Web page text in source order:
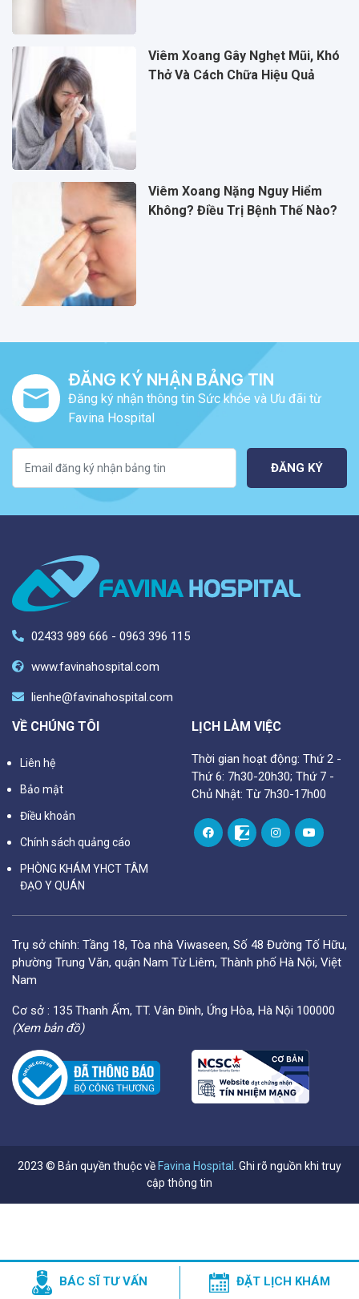
Viêm Xoang Gây Nghẹt Mũi, Khó
Thở Và Cách Chữa Hiệu Quả
Viêm Xoang Nặng Nguy Hiểm
Không? Điều Trị Bệnh Thế Nào?
ĐĂNG KÝ NHẬN BẢNG TIN
Đăng ký nhận thông tin Sức khỏe và Ưu đãi từ
Favina Hospital
ĐĂNG KÝ
02433 989 666 - 0963 396 115
www.favinahospital.com
lienhe@favinahospital.com
VỀ CHÚNG TÔI
Liên hệ
Bảo mật
Điều khoản
Chính sách quảng cáo
PHÒNG KHÁM YHCT TÂM
ĐẠO Y QUÁN
LỊCH LÀM VIỆC
Thời gian hoạt động: Thứ 2 -
Thứ 6: 7h30-20h30; Thứ 7 -
Chủ Nhật: Từ 7h30-17h00
Trụ sở chính: Tầng 18, Tòa nhà Viwaseen, Số 48 Đường Tố Hữu,
phường Trung Văn, quận Nam Từ Liêm, Thành phố Hà Nội, Việt
Nam
Cơ sở : 135 Thanh Ấm, TT. Vân Đình, Ứng Hòa, Hà Nội 100000
(Xem bản đồ)
2023 © Bản quyền thuộc về Favina Hospital
. Ghi rõ nguồn khi truy
cập thông tin
BÁC SĨ TƯ VẤN ĐẶT LỊCH KHÁM